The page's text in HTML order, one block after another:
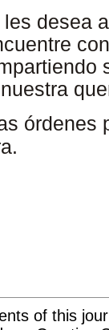
desea
órdenes
of this